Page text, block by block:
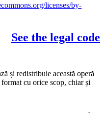
licenses/by-
See the legal code
și redistribuie această operă
cu orice scop, chiar și